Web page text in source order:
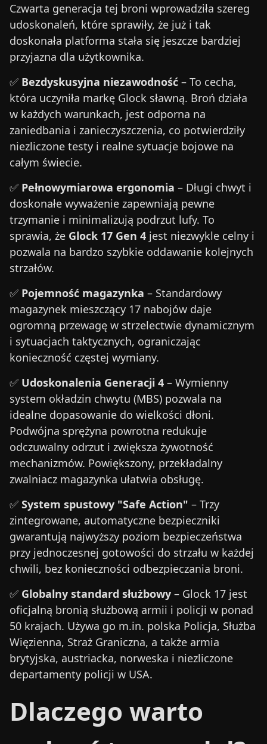
Czwarta generacja tej broni wprowadziła szereg
udoskonaleń, które sprawiły, że już i tak
doskonała platforma stała się jeszcze bardziej
przyjazna dla użytkownika.
✅ Bezdyskusyjna niezawodność – To cecha,
która uczyniła markę Glock sławną. Broń działa
w każdych warunkach, jest odporna na
zaniedbania i zanieczyszczenia, co potwierdziły
niezliczone testy i realne sytuacje bojowe na
całym świecie.
✅ Pełnowymiarowa ergonomia – Długi chwyt i
doskonałe wyważenie zapewniają pewne
trzymanie i minimalizują podrzut lufy. To
sprawia, że Glock 17 Gen 4 jest niezwykle celny i
pozwala na bardzo szybkie oddawanie kolejnych
strzałów.
✅ Pojemność magazynka – Standardowy
magazynek mieszczący 17 nabojów daje
ogromną przewagę w strzelectwie dynamicznym
i sytuacjach taktycznych, ograniczając
konieczność częstej wymiany.
✅ Udoskonalenia Generacji 4 – Wymienny
system okładzin chwytu (MBS) pozwala na
idealne dopasowanie do wielkości dłoni.
Podwójna sprężyna powrotna redukuje
odczuwalny odrzut i zwiększa żywotność
mechanizmów. Powiększony, przekładalny
zwalniacz magazynka ułatwia obsługę.
✅ System spustowy "Safe Action" – Trzy
zintegrowane, automatyczne bezpieczniki
gwarantują najwyższy poziom bezpieczeństwa
przy jednoczesnej gotowości do strzału w każdej
chwili, bez konieczności odbezpieczania broni.
✅ Globalny standard służbowy – Glock 17 jest
oficjalną bronią służbową armii i policji w ponad
50 krajach. Używa go m.in. polska Policja, Służba
Więzienna, Straż Graniczna, a także armia
brytyjska, austriacka, norweska i niezliczone
departamenty policji w USA.
Dlaczego warto